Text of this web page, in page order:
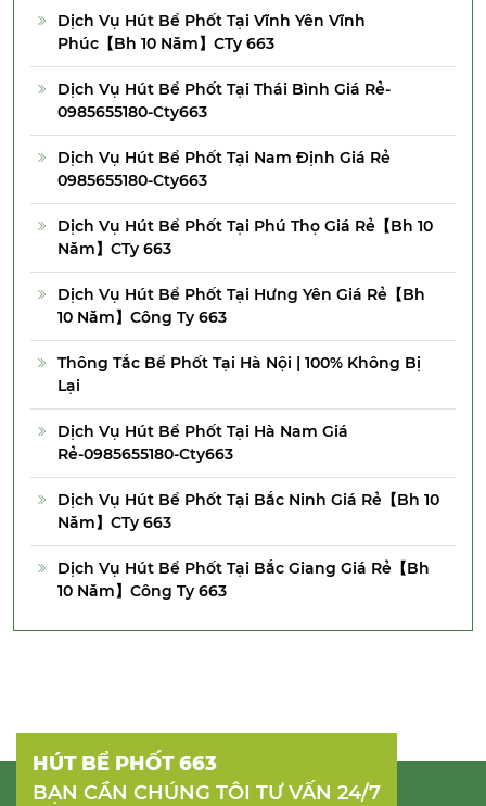
Dịch Vụ Hút Bể Phốt Tại Vĩnh Yên Vĩnh
Phúc【Bh 10 Năm】CTy 663
Dịch Vụ Hút Bể Phốt Tại Thái Bình Giá Rẻ-
0985655180-Cty663
Dịch Vụ Hút Bể Phốt Tại Nam Định Giá Rẻ
0985655180-Cty663
Dịch Vụ Hút Bể Phốt Tại Phú Thọ Giá Rẻ【Bh 10
Năm】CTy 663
Dịch Vụ Hút Bể Phốt Tại Hưng Yên Giá Rẻ【Bh
10 Năm】Công Ty 663
Thông Tắc Bể Phốt Tại Hà Nội | 100% Không Bị
Lại
Dịch Vụ Hút Bể Phốt Tại Hà Nam Giá
Rẻ-0985655180-Cty663
Dịch Vụ Hút Bể Phốt Tại Bắc Ninh Giá Rẻ【Bh 10
Năm】CTy 663
Dịch Vụ Hút Bể Phốt Tại Bắc Giang Giá Rẻ【Bh
10 Năm】Công Ty 663
HÚT BỂ PHỐT 663
BẠN CẦN CHÚNG TÔI TƯ VẤN 24/7